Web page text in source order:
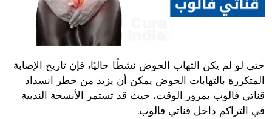
حتى لو لم يكن التهاب الحوض نشطًا حاليًا، فإن تاريخ الإصابة
المتكررة بالتهابات الحوض يمكن أن يزيد من خطر انسداد
قناتي فالوب بمرور الوقت، حيث قد تستمر الأنسجة الندبية
في التراكم داخل قناتي فالوب.